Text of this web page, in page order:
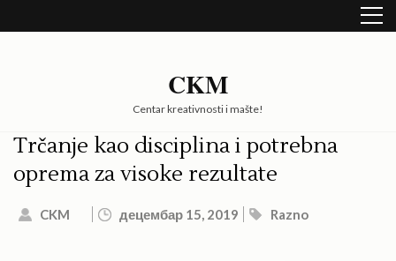
to
CKM
Centar kreativnosti i mašte!
Trčanje kao disciplina i potrebna
oprema za visoke rezultate
CKM децембар 15, 2019 Razno